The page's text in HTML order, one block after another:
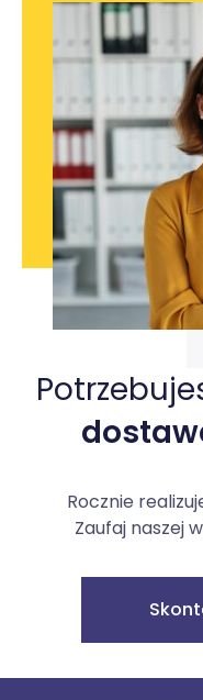
Rocznie
Zaufaj naszej